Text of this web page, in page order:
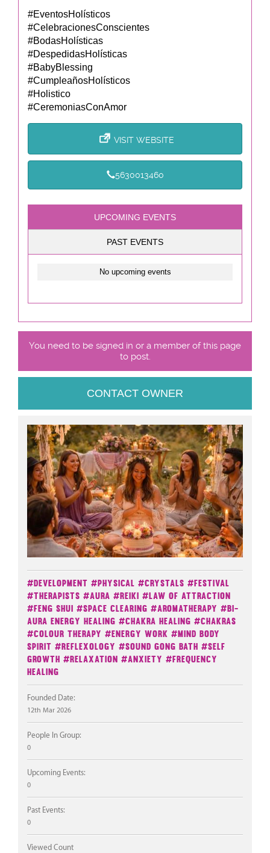
#EventosHolísticos
#CelebracionesConscientes
#BodasHolísticas
#DespedidasHolísticas
#BabyBlessing
#CumpleañosHolísticos
#Holistico
#CeremoniasConAmor
VISIT WEBSITE
5630013460
UPCOMING EVENTS
PAST EVENTS
No upcoming events
You need to be signed in or a member of this page
to post.
CONTACT OWNER
#Development #Physical #Crystals #Festival
#Therapists #Aura #Reiki #Law Of Attraction
#Feng Shui #Space Clearing #Aromatherapy #Bi-
Aura Energy Healing #Chakra Healing #Chakras
#Colour Therapy #Energy Work #Mind Body
Spirit #Reflexology #Sound Gong Bath #Self
Growth #Relaxation #Anxiety #Frequency
Healing
Founded Date:
12th Mar 2026
People In Group:
0
Upcoming Events:
0
Past Events:
0
Viewed Count